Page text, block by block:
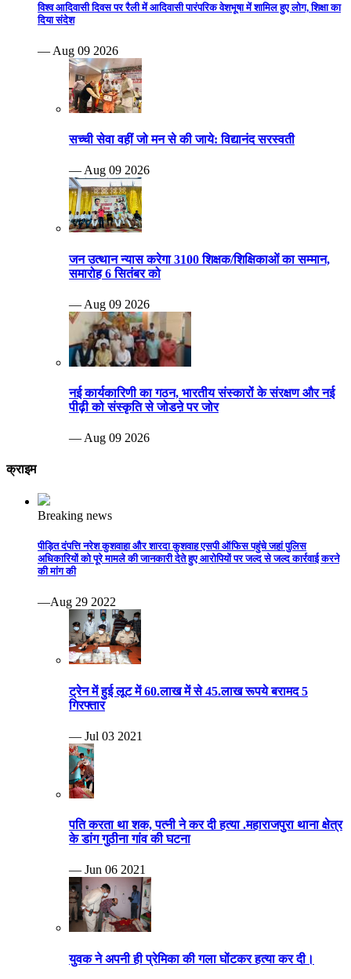
विश्व आदिवासी दिवस पर रैली में आदिवासी पारंपरिक वेशभूषा में शामिल हुए लोग, शिक्षा का
दिया संदेश
— Aug 09 2026
सच्ची सेवा वहीं जो मन से की जाये: विद्यानंद सरस्वती
— Aug 09 2026
जन उत्थान न्यास करेगा 3100 शिक्षक/शिक्षिकाओं का सम्मान,
समारोह 6 सितंबर को
— Aug 09 2026
नई कार्यकारिणी का गठन, भारतीय संस्कारों के संरक्षण और नई
पीढ़ी को संस्कृति से जोडऩे पर जोर
— Aug 09 2026
क्राइम
Breaking news
पीड़ित दंपत्ति नरेश कुशवाहा और शारदा कुशवाह एसपी ऑफिस पहुंचे जहां पुलिस
अधिकारियों को पूरे मामले की जानकारी देते हुए आरोपियों पर जल्द से जल्द कार्रवाई करने
की मांग की
—Aug 29 2022
ट्रेन में हुई लूट में 60.लाख में से 45.लाख रूपये बरामद 5
गिरफ्तार
— Jul 03 2021
पति करता था शक, पत्नी ने कर दी हत्या .महाराजपुरा थाना क्षेत्र
के डांग गुठीना गांव की घटना
— Jun 06 2021
युवक ने अपनी ही प्रेमिका की गला घोंटकर हत्या कर दी।